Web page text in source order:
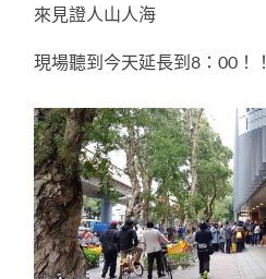
來見證人山人海
現場聽到今天延長到8：00！！